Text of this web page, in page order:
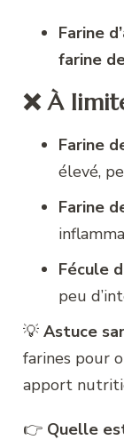
Farine
farine
❌ À
Farine
élevé,
Farine
Fécule
peu
💡Astuce
farines pour
apport
👉 Quelle